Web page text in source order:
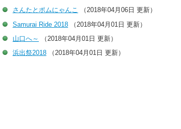
さんたとポムにゃんこ
（2018年04月06日 更新）
Samurai Ride 2018 （2018年04月01日 更新）
山口へ～
（2018年04月01日 更新）
浜出祭2018 （2018年04月01日 更新）